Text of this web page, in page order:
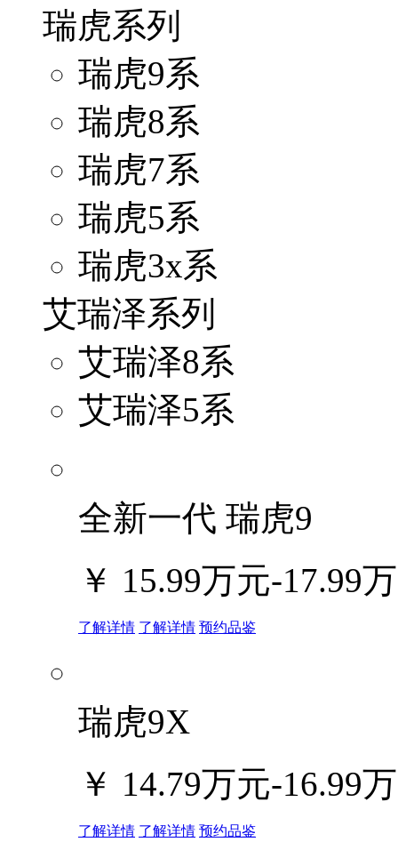
瑞虎系列
瑞虎9系
瑞虎8系
瑞虎7系
瑞虎5系
瑞虎3x系
艾瑞泽系列
艾瑞泽8系
艾瑞泽5系
全新一代 瑞虎9
￥ 15.99万元-17.99
了解详情 了解详情 预约品鉴
瑞虎9X
￥ 14.79万元-16.99
了解详情 了解详情 预约品鉴